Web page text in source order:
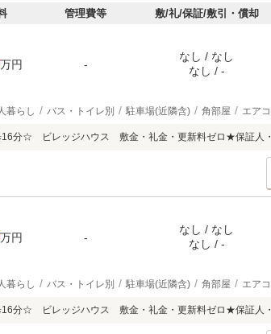
管理費等 敷/礼/保証/敷引・償却
万円 -
なし / なし
なし / -
暮らし バス・トイレ別 駐車場(近隣含) 角部屋 エア
分☆ ビレッジハウス 敷金・礼金・更新料ゼロ★保証人
万円 -
なし / なし
なし / -
暮らし バス・トイレ別 駐車場(近隣含) 角部屋 エア
分☆ ビレッジハウス 敷金・礼金・更新料ゼロ★保証人